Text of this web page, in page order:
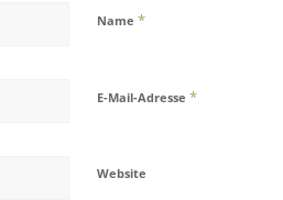
Name *
E-Mail-Adresse *
Website